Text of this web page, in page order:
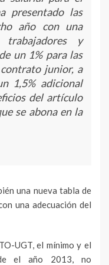
presentado las
año con una
y
un 1% para las
junior, a
1,5% adicional
del artículo
se abona en la
una nueva tabla de
una adecuación del
UGT, el mínimo y el
el año 2013, no